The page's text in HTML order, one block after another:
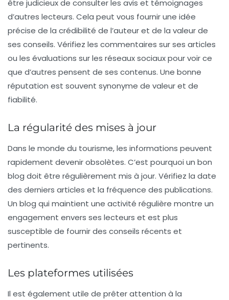
être judicieux de consulter les avis et témoignages
d’autres lecteurs. Cela peut vous fournir une idée
précise de la crédibilité de l’auteur et de la valeur de
ses conseils. Vérifiez les commentaires sur ses articles
ou les évaluations sur les réseaux sociaux pour voir ce
que d’autres pensent de ses contenus. Une bonne
réputation est souvent synonyme de valeur et de
fiabilité.
La régularité des mises à jour
Dans le monde du tourisme, les informations peuvent
rapidement devenir obsolètes. C’est pourquoi un bon
blog doit être régulièrement mis à jour. Vérifiez la date
des derniers articles et la fréquence des publications.
Un blog qui maintient une activité régulière montre un
engagement envers ses lecteurs et est plus
susceptible de fournir des conseils récents et
pertinents.
Les plateformes utilisées
Il est également utile de prêter attention à la